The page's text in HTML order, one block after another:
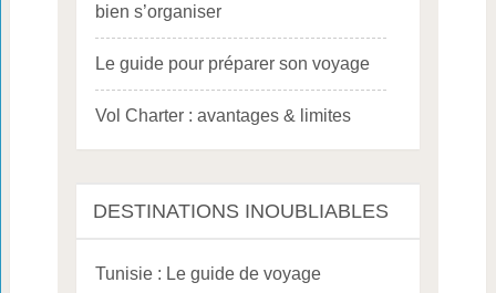
bien s’organiser
Le guide pour préparer son voyage
Vol Charter : avantages & limites
DESTINATIONS INOUBLIABLES
Tunisie : Le guide de voyage